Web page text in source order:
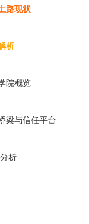
路现状
析
院概览
梁与信任平台
析